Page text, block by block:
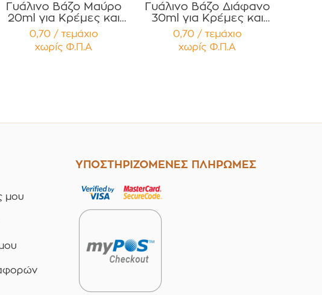
Γυάλινο Βάζο Μαύρο
20ml για Κρέμες και
Κηραλοιφές με Μαύρο
Γυαλιστερό Καπάκι
Παρέμβυσμα
0,70 / τεμάχιο
χωρίς Φ.Π.Α
Γυάλινο Βάζο Διάφανο
30ml για Κρέμες και
Κηραλοιφές με Μαύρο
Γυαλιστερό Καπάκι PP
Liner Συσκευασία 12
0,70 / τεμάχιο
χωρίς Φ.Π.Α
μου
ΥΠΟΣΤΗΡΙΖΟΜΕΝΕΣ ΠΛΗΡΩΜΕΣ